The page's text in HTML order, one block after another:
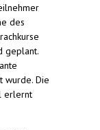
des
geplant.
wurde. Die
erlernt